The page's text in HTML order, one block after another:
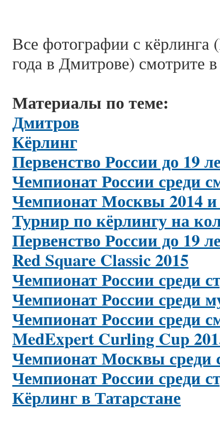
Все фотографии с кёрлинга
года в Дмитрове) смотрите
Материалы по теме:
Дмитров
Кёрлинг
Первенство России до 19
Чемпионат России среди
Чемпионат Москвы 2014
Турнир по кёрлингу на
Первенство России до 19
Red Square Classic 2015
Чемпионат России среди
Чемпионат России среди
Чемпионат России среди
MedExpert Curling Cup
Чемпионат Москвы среди
Чемпионат России среди
Кёрлинг в Татарстане